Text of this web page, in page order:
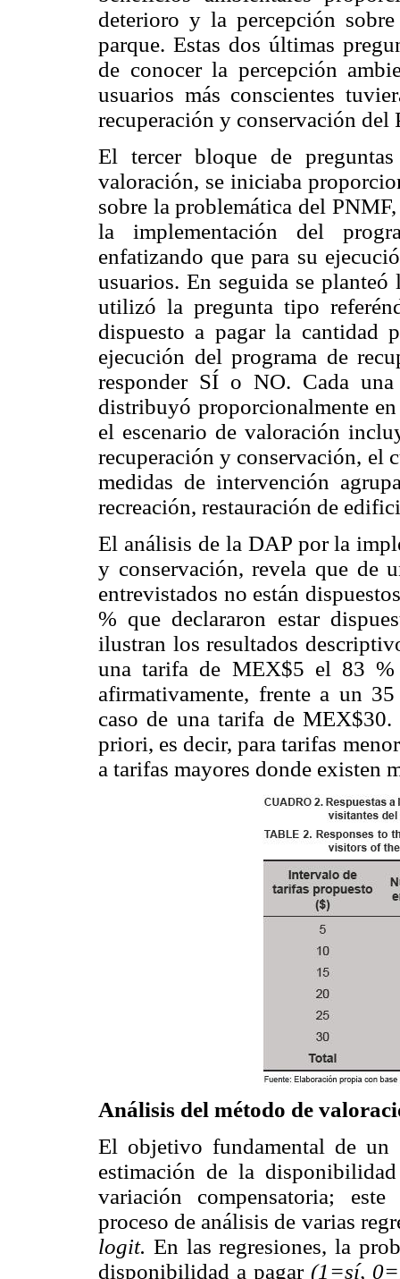
deterioro y la percepción
parque. Estas dos últimas
de conocer la percepción
usuarios más conscientes
recuperación y conservación del
El tercer bloque de
valoración, se iniciaba
sobre la problemática del
la implementación del
enfatizando que para su
usuarios. En seguida se
utilizó la pregunta tipo
dispuesto a pagar la cantidad
ejecución del programa de
responder SÍ o NO. Cada
distribuyó proporcionalmente
el escenario de valoración
recuperación y conservación, el
medidas de intervención
recreación, restauración de
El análisis de la DAP por la
y conservación, revela que de
entrevistados no están
% que declararon estar
ilustran los resultados
una tarifa de MEX$5 el 83
afirmativamente, frente a un
caso de una tarifa de
priori, es decir, para tarifas
a tarifas mayores donde existen
Análisis del método de
El objetivo fundamental de
estimación de la
variación compensatoria;
proceso de análisis de varias
logit. En las regresiones, la
disponibilidad a pagar (1=sí,